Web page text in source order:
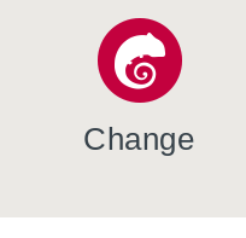
Change